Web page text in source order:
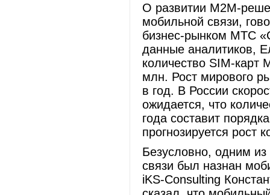
О развитии М2М-
мобильной связи,
бизнес-рынком МТС
данные аналитиков,
количество SIM-карт
млн. Рост мирового
в год. В России
ожидается, что
года составит
прогнозируется
Безусловно, одним
связи был назнан
iKS-Consulting